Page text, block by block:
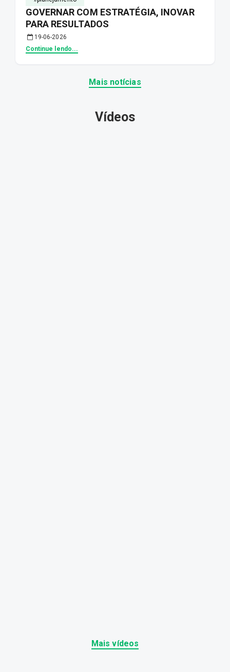
GOVERNAR COM ESTRATÉGIA, INOVAR
PARA RESULTADOS
19-06-2026
Continue lendo...
Mais notícias
Vídeos
Mais vídeos